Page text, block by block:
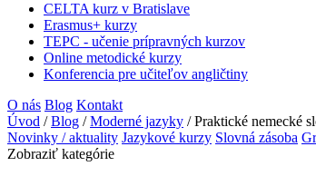
CELTA kurz v Bratislave
Erasmus+ kurzy
TEPC - učenie prípravných kurzov
Online metodické kurzy
Konferencia pre učiteľov angličtiny
O nás Blog Kontakt
Úvod /Blog /Moderné jazyky /Praktické nemecké
Novinky / aktuality Jazykové kurzy Slovná zásoba
Zobraziť kategórie